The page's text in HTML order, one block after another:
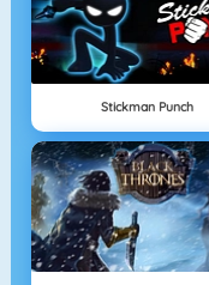
Stickman Punch